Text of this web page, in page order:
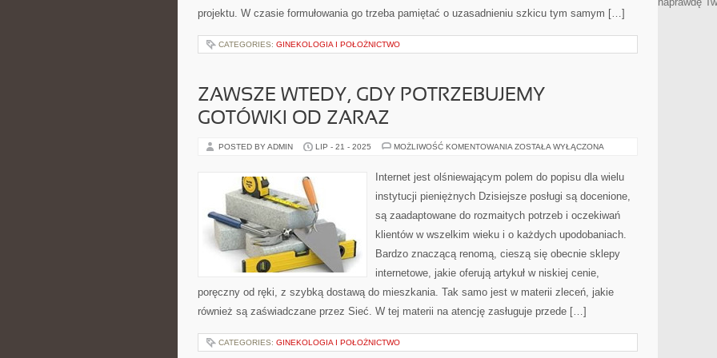
projektu. W czasie formułowania go trzeba pamiętać o uzasadnieniu szkicu tym samym […]
CATEGORIES: GINEKOLOGIA I POŁOŻNICTWO
ZAWSZE WTEDY, GDY POTRZEBUJEMY
GOTÓWKI OD ZARAZ
POSTED BY ADMIN LIP - 21 - 2025 MOŻLIWOŚĆ KOMENTOWANIA ZAWSZE
POTRZEBUJEMY
GOTÓWKI
ZARAZ
ZOSTAŁA WYŁĄCZONA
Internet jest olśniewającym polem do popisu dla wielu
instytucji pieniężnych Dzisiejsze posługi są docenione,
są zaadaptowane do rozmaitych potrzeb i oczekiwań
klientów w wszelkim wieku i o każdych upodobaniach.
Bardzo znaczącą renomą, cieszą się obecnie sklepy
internetowe, jakie oferują artykuł w niskiej cenie,
poręczny od ręki, z szybką dostawą do mieszkania. Tak samo jest w materii zleceń, jakie
również są zaświadczane przez Sieć. W tej materii na atencję zasługuje przede […]
CATEGORIES: GINEKOLOGIA I POŁOŻNICTWO